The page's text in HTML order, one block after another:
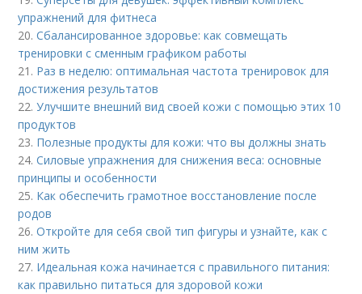
упражнений для фитнеса
20.Сбалансированное здоровье: как совмещать
тренировки с сменным графиком работы
21. Раз в неделю: оптимальная частота тренировок для
достижения результатов
22.Улучшите внешний вид своей кожи с помощью этих 10
продуктов
23. Полезные продукты для кожи: что вы должны знать
24.Силовые упражнения для снижения веса: основные
принципы и особенности
25. Как обеспечить грамотное восстановление после
родов
26.Откройте для себя свой тип фигуры и узнайте, как с
ним жить
27. Идеальная кожа начинается с правильного питания:
как правильно питаться для здоровой кожи